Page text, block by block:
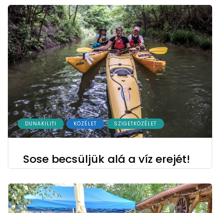
DUNAKILITI KÖZÉLET SZIGETKÖZÉLET
Sose becsüljük alá a víz erejét!